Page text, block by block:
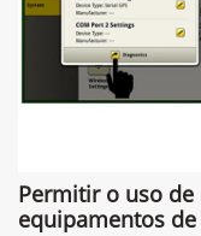
Permitir o uso de
equipamentos